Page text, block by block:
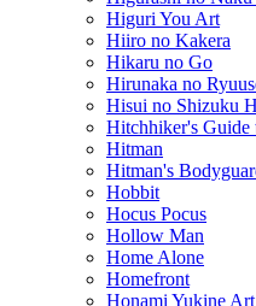
Higuri You Art
Hiiro no Kakera
Hikaru no Go
Hirunaka no
Hisui no Shizuku
Hitchhiker's Guide
Hitman
Hitman's
Hobbit
Hocus Pocus
Hollow Man
Home Alone
Homefront
Honami Yukine Art